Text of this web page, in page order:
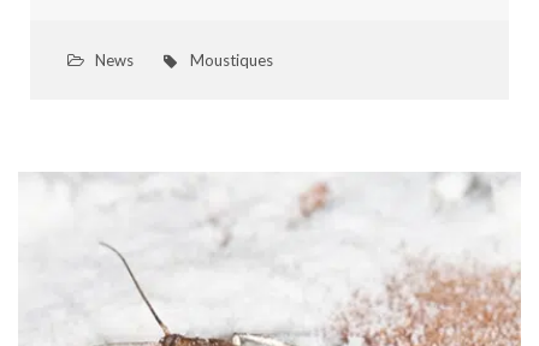
News Moustiques